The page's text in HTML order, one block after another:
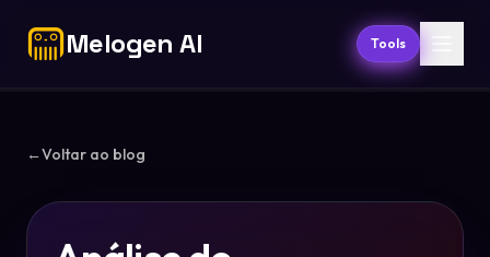
Melogen AI Tools
←Voltar ao blog